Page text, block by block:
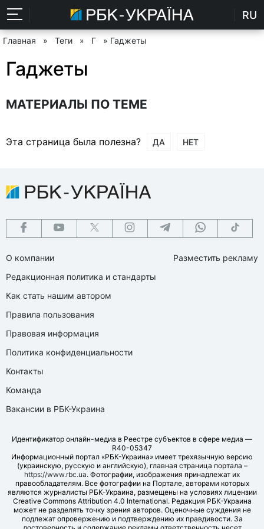
RU
Главная » Теги » Г » Гаджеты
Гаджеты
МАТЕРИАЛЫ ПО ТЕМЕ
Эта страница была полезна? ДА НЕТ
О компании
Редакционная политика и стандарты
Как стать нашим автором
Правила пользования
Правовая информация
Политика конфиденциальности
Контакты
Команда
Вакансии в РБК-Украина
Разместить рекламу
Идентификатор онлайн-медиа в Реестре субъектов в сфере медиа —
R40-05347
Информационный портал «РБК-Украина» имеет трехязычную версию
(украинскую, русскую и английскую), главная страница портала –
https://www.rbc.ua. Фотографии, изображения принадлежат их
правообладателям. Все фотографии на Портале, авторами которых
являются журналисты РБК-Украина, размещены на условиях лицензии
Creative Commons Attribution 4.0 International. Редакция РБК-Украина
может не разделять точку зрения авторов. Оценочные суждения не
подлежат опровержению и подтверждению их правдивости. За